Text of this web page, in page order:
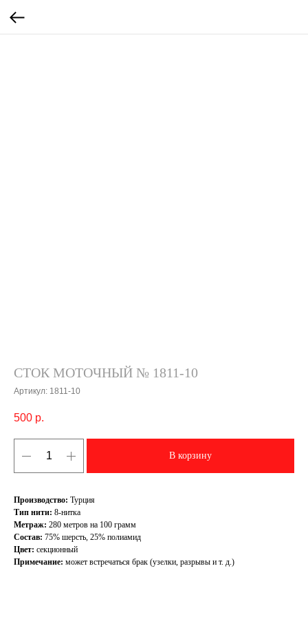
СТОК МОТОЧНЫЙ № 1811-10
Артикул: 1811-10
500 р.
В корзину
Производство: Турция
Тип нити: 8-нитка
Метраж: 280 метров на 100 грамм
Состав: 75% шерсть, 25% полиамид
Цвет: секционный
Примечание: может встречаться брак (узелки, разрывы и т. д.)